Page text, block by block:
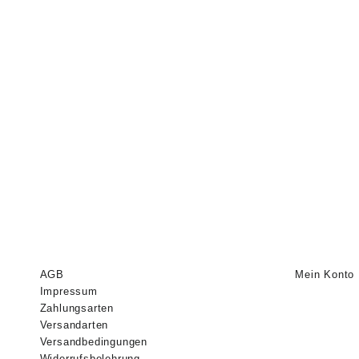
AGB
Impressum
Zahlungsarten
Versandarten
Versandbedingungen
Mein Konto